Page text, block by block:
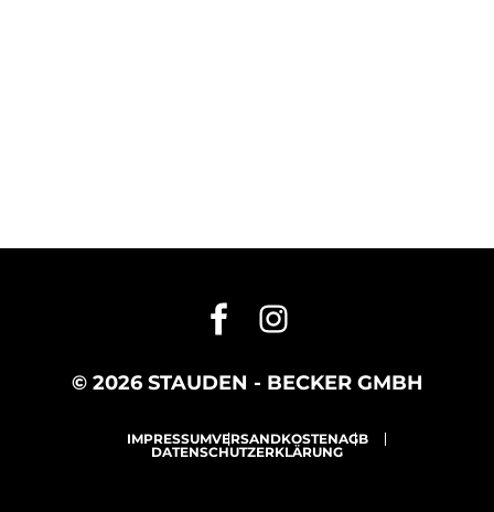
© 2026 STAUDEN - BECKER GMBH
IMPRESSUMVERSANDKOSTENAGB
DATENSCHUTZERKLÄRUNG